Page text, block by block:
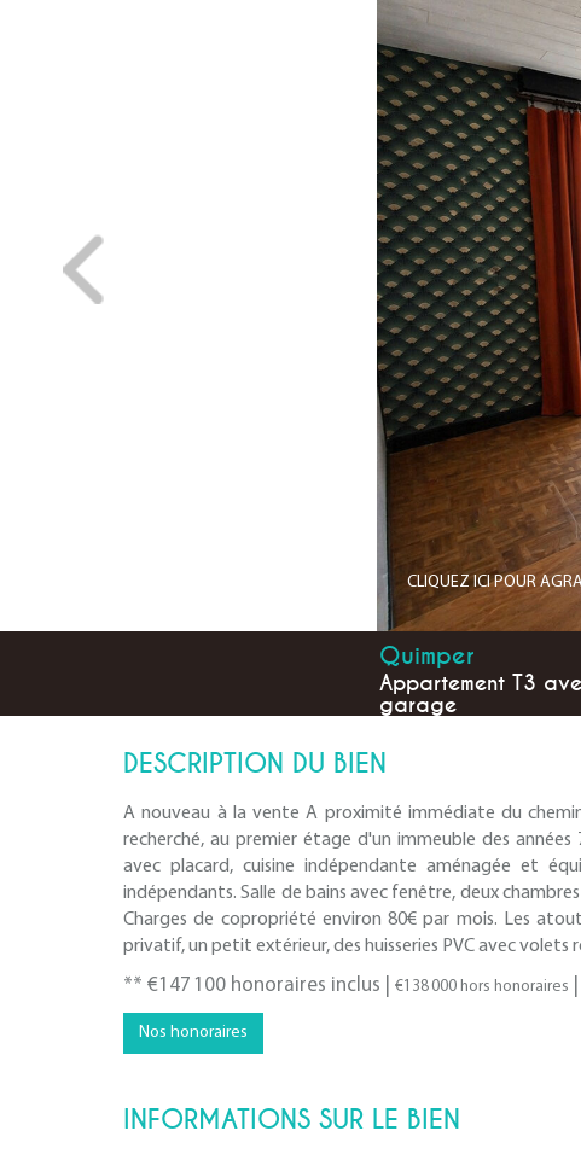
CLIQUEZ ICI POUR
Quimper
Appartement T3
garage
DESCRIPTION DU BIEN
A nouveau à la vente A proximité immédiate du
recherché, au premier étage d'un immeuble des
avec placard, cuisine indépendante aménagée et
indépendants. Salle de bains avec fenêtre, deux
Charges de copropriété environ 80€ par mois. Les
privatif, un petit extérieur, des huisseries PVC avec volets
** €147 100 honoraires inclus €138 000 hors honoraires
Nos honoraires
INFORMATIONS SUR LE BIEN